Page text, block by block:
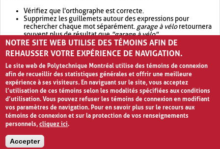
Vérifiez que l'orthographe est correcte.
Supprimez les guillemets autour des expressions pour
rechercher chaque mot séparément. garage à véloretournera
souvent plus de résultat que"garage à vélo".
Envisagez d'élargir votre recherche avec OR.garage OR vélo
retournera souvent plus de résultat quegarage à vélo
NOTRE SITE WEB UTILISE DES TÉMOINS AFIN DE
REHAUSSER VOTRE EXPÉRIENCE DE NAVIGATION.
Le site web de Polytechnique Montréal utilise des témoins de connexion
afin de recueillir des statistiques générales et offrir une meilleure
expérience à ses visiteurs. En naviguant sur le site, vous acceptez
l’utilisation de ces témoins selon les modalités spécifiées aux conditions
d’utilisation. Vous pouvez refuser les témoins de connexion en modifiant
vos paramètres de navigation. Pour en savoir plus sur le recours aux
témoins de connexion et sur la protection de vos renseignements
personnels,cliquez ici.
Accepter